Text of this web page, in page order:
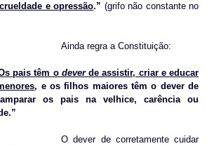
e opressão.” (grifo não constante no
Ainda regra a Constituição:
pais têm o deverde assistir, criar e educar
, e os filhos maiores têm o dever de
os pais na velhice, carência ou
O dever de corretamente cuidar